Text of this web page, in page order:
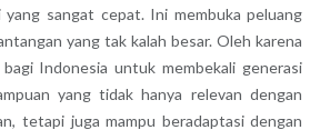
yang sangat cepat. Ini membuka peluang
yang tak kalah besar. Oleh karena
Indonesia untuk membekali generasi
yang tidak hanya relevan dengan
tetapi juga mampu beradaptasi dengan